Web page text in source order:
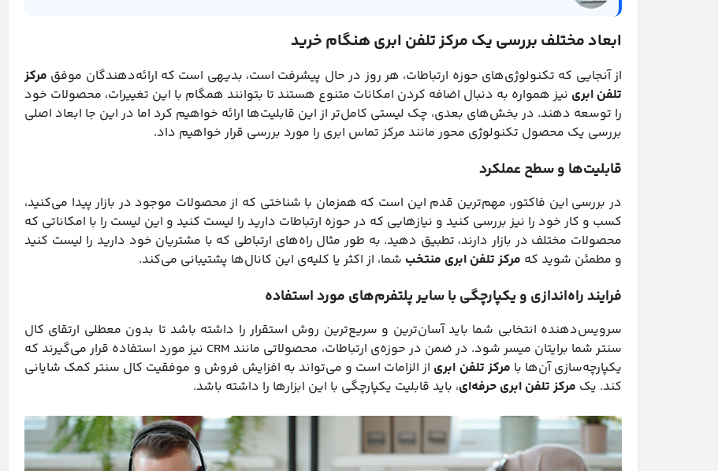
ابعاد مختلف بررسی یک مرکز تلفن ابری هنگام خرید
از آنجایی که تکنولوژی‌های حوزه ارتباطات، هر روز در حال پیشرفت است، بدیهی است که ارائه‌دهندگان موفق مرکز
تلفن ابری نیز همواره به دنبال اضافه کردن امکانات متنوع هستند تا بتوانند همگام با این تغییرات، محصولات خود
را توسعه دهند. در بخش‌های بعدی، چک لیستی کامل‌تر از این قابلیت‌ها ارائه خواهیم کرد اما در این جا ابعاد اصلی
بررسی یک محصول تکنولوژی محور مانند مرکز تماس ابری را مورد بررسی قرار خواهیم داد.
قابلیت‌ها و سطح عملکرد
در بررسی این فاکتور، مهم‌ترین قدم این است که همزمان با شناختی که از محصولات موجود در بازار پیدا می‌کنید،
کسب و کار خود را نیز بررسی کنید و نیازهایی که در حوزه ارتباطات دارید را لیست کنید و این لیست را با امکاناتی که
محصولات مختلف در بازار دارند، تطبیق دهید. به طور مثال راه‌های ارتباطی که با مشتریان خود دارید را لیست کنید
و مطمئن شوید که مرکز تلفن ابری منتخب شما، از اکثر یا کلیه‌ی این کانال‌ها پشتیبانی می‌کند.
فرایند راه‌اندازی و یکپارچگی با سایر پلتفرم‌های مورد استفاده
سرویس‌دهنده انتخابی شما باید آسان‌ترین و سریع‌ترین روش استقرار را داشته باشد تا بدون معطلی ارتقای کال
سنتر شما برایتان میسر شود. در ضمن در حوزه‌ی ارتباطات، محصولاتی مانند CRM نیز مورد استفاده قرار می‌گیرند که
یکپارچه‌سازی آن‌ها با مرکز تلفن ابری از الزامات است و می‌تواند به افزایش فروش و موفقیت کال سنتر کمک شایانی
کند. یک مرکز تلفن ابری حرفه‌ای، باید قابلیت یکپارچگی با این ابزارها را داشته باشد.